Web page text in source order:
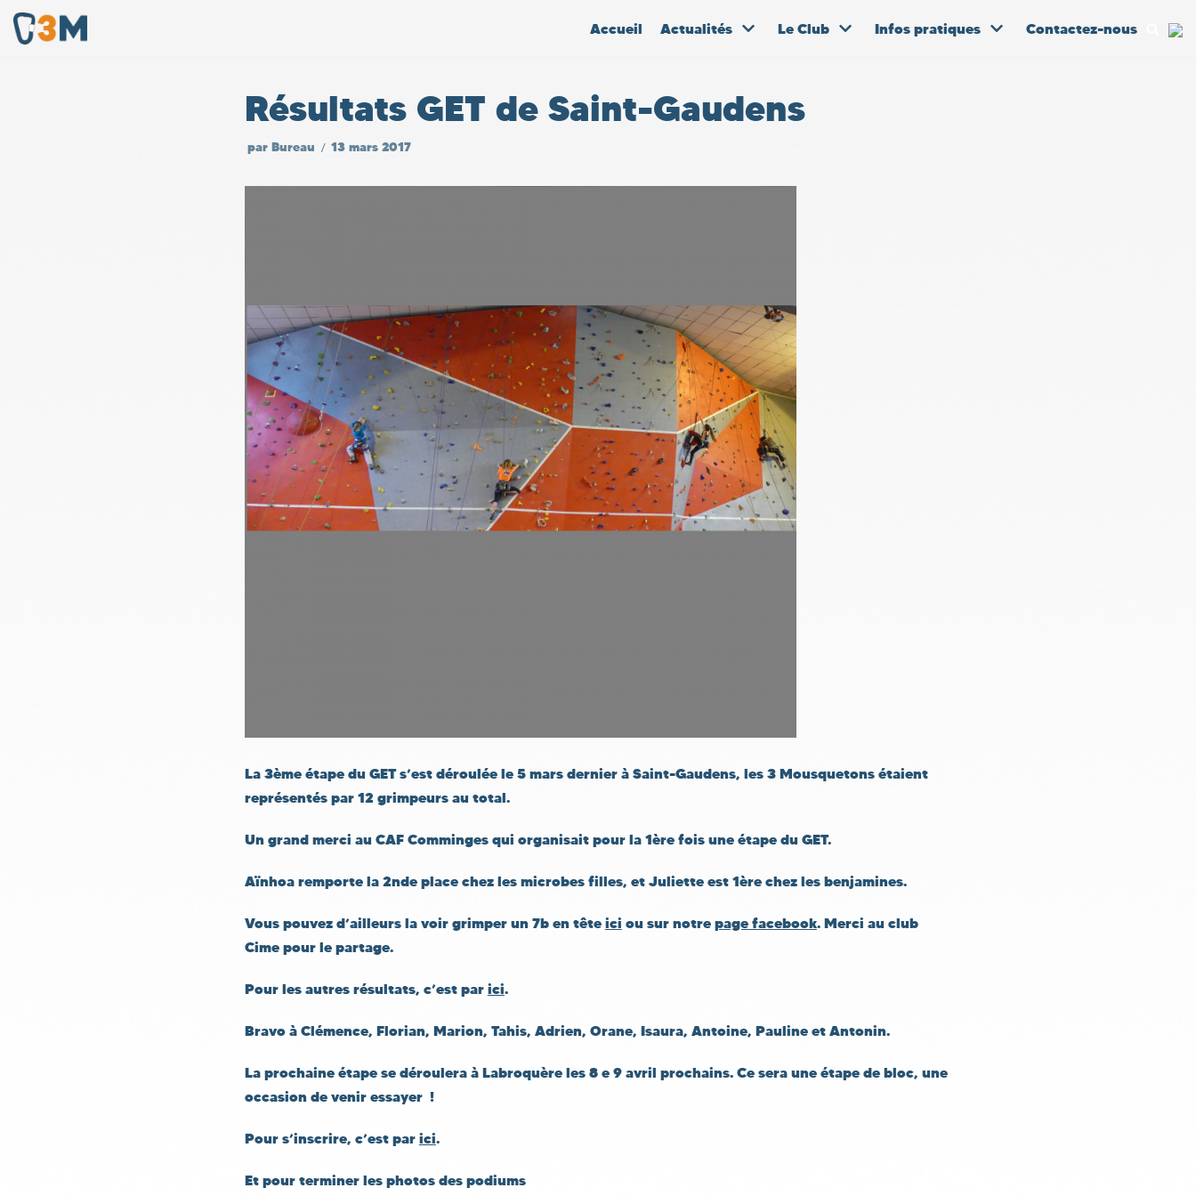
Aller
Accueil Actualités Le Club Infos pratiques Contactez-nous
Résultats GET de Saint-Gaudens
par Bureau 13 mars 2017
La 3ème étape du GET s’est déroulée le 5 mars dernier à Saint-Gaudens, les 3 Mousquetons étaient
représentés par 12 grimpeurs au total.
Un grand merci au CAF Comminges qui organisait pour la 1ère fois une étape du GET.
Aïnhoa remporte la 2nde place chez les microbes filles, et Juliette est 1ère chez les benjamines.
Vous pouvez d’ailleurs la voir grimper un 7b en têteici ou sur notrepage facebook. Merci au club
Cime pour le partage.
Pour les autres résultats, c’est parici.
Bravo à Clémence, Florian, Marion, Tahis, Adrien, Orane, Isaura, Antoine, Pauline et Antonin.
La prochaine étape se déroulera à Labroquère les 8 e 9 avril prochains. Ce sera une étape de bloc, une
occasion de venir essayer !
Pour s’inscrire, c’est parici.
Et pour terminer les photos des podiums